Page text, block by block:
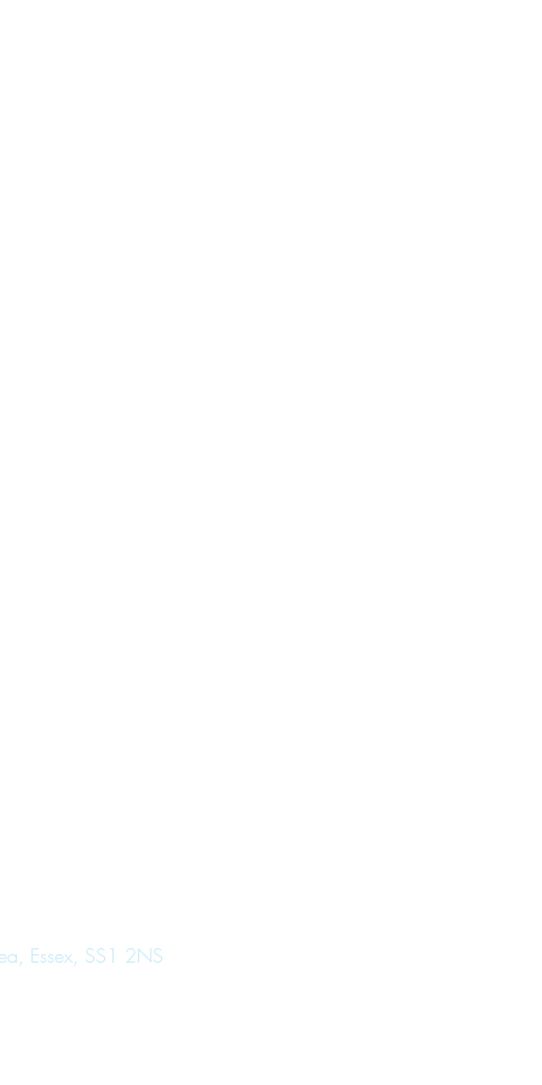
Essex, SS1 2NS